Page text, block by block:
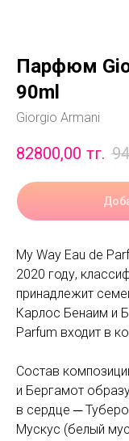
Парфюм
90ml
Giorgio Armani
82800,00 тг.
My Way Eau de
2020 году,
принадлежит
Карлос Бенаим и
Parfum входит в
Состав
и Бергамот
в сердце ─
Мускус (белый